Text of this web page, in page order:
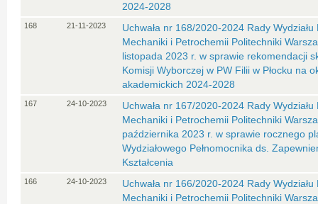
2024-2028
168 21-11-2023
Uchwała nr 168/2020-2024 Rady
Mechaniki i Petrochemii Politechniki
listopada 2023 r. w sprawie rekomendacji
Komisji Wyborczej w PW Filii w Płocku na
akademickich 2024-2028
167 24-10-2023
Uchwała nr 167/2020-2024 Rady
Mechaniki i Petrochemii Politechniki
października 2023 r. w sprawie rocznego
Wydziałowego Pełnomocnika ds.
Kształcenia
166 24-10-2023
Uchwała nr 166/2020-2024 Rady
Mechaniki i Petrochemii Politechniki